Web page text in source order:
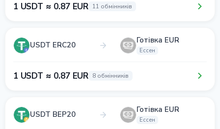
1 USDT ≈ 0.87 EUR 11 обмінників
USDT ERC20 Готівка EUR
Ессен
1 USDT ≈ 0.87 EUR 8 обмінників
USDT BEP20 Готівка EUR
Ессен